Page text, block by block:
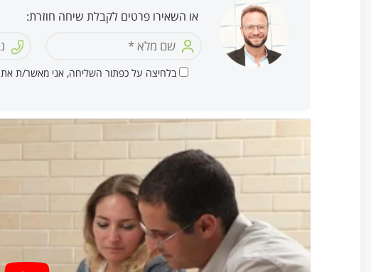
או השאירו פרטים לקבלת שיחה חוזרת:
בלחיצה על כפתור השליחה, אני מאשר/ת את